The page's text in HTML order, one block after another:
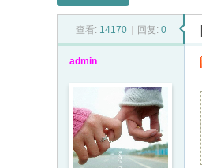
秀
查看: 14170 回复: 0
admin